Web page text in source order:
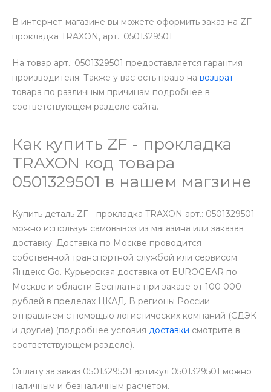
В интернет-магазине вы можете оформить заказ на ZF -
прокладка TRAXON, арт.: 0501329501
На товар арт.: 0501329501 предоставляется гарантия
производителя. Также у вас есть право на возврат
товара по различным причинам подробнее в
соответствующем разделе сайта.
Как купить ZF - прокладка
TRAXON код товара
0501329501 в нашем магзине
Купить деталь ZF - прокладка TRAXON арт.: 0501329501
можно используя самовывоз из магазина или заказав
доставку. Доставка по Москве проводится
собственной транспортной службой или сервисом
Яндекс Go. Курьерская доставка от EUROGEAR по
Москве и области Бесплатна при заказе от 100 000
рублей в пределах ЦКАД. В регионы России
отправляем с помощью логистических компаний (СДЭК
и другие) (подробнее условия доставки смотрите в
соответствующем разделе).
Оплату за заказ 0501329501 артикул 0501329501 можно
наличным и безналичным расчетом.